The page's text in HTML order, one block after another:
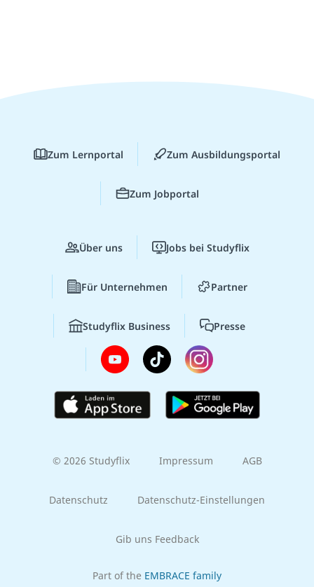
Zum Lernportal Zum Ausbildungsportal
Zum Jobportal
Über uns Jobs bei Studyflix
Für Unternehmen Partner
Studyflix Business Presse
© 2026 Studyflix Impressum AGB
Datenschutz Datenschutz-Einstellungen
Gib uns Feedback
Part of the EMBRACE family